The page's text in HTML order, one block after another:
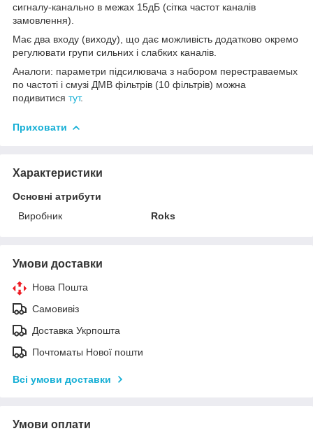
сигналу-канально в межах 15дБ (сітка частот каналів
замовлення).
Має два входу (виходу), що дає можливість додатково окремо
регулювати групи сильних і слабких каналів.
Аналоги: параметри підсилювача з набором перестраваемых
по частоті і смузі ДМВ фільтрів (10 фільтрів) можна
подивитися тут.
Приховати
Характеристики
Основні атрибути
Виробник
Roks
Умови доставки
Нова Пошта
Самовивіз
Доставка Укрпошта
Почтоматы Нової пошти
Всі умови доставки
Умови оплати